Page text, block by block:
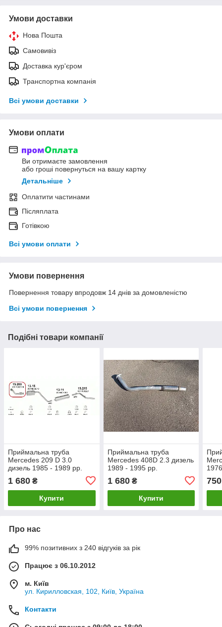
Умови доставки
Нова Пошта
Самовивіз
Доставка кур'єром
Транспортна компанія
Всі умови доставки
Умови оплати
Ви отримаєте замовлення
або гроші повернуться на вашу картку
Детальніше
Оплатити частинами
Післяплата
Готівкою
Всі умови оплати
Умови повернення
Повернення товару впродовж 14 днів за домовленістю
Всі умови повернення
Подібні товари компанії
Приймальна труба
Mercedes 209 D 3.0
дизель 1985 - 1989 рр.
1 680 ₴
Купити
Приймальна труба
Mercedes 408D 2.3 дизель
1989 - 1995 рр.
1 680₴
Купити
750
Про нас
99% позитивних з 240 відгуків за рік
Працює з 06.10.2012
м. Київ
ул. Кирилловская, 102, Київ, Україна
Контакти